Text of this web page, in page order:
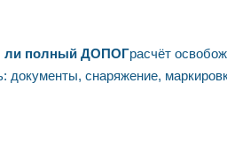
ли полный ДОПОГрасчёт
документы, снаряжение,